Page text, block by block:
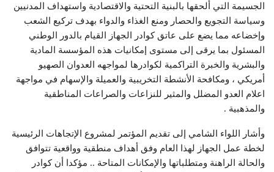
الجسيمة التي ألحقها بالبنية التحتية والاقتصادية واستهداف المدنيين
وسياسة التجويع والحصار ومنع الغذاء والدواء بهدف تركيع الشعب
وإخضاعه مما يضع على عاتق كوادر الجهاز القيام بالدور الوطني
المسئول بما يرقى إلى مستوى إمكانيات هذه المؤسسة المادية
والبشرية والخبرة التراكمية لكوادرها لمواجهه العدوان الصهيو
أمريكي ، ومكافحة الأنشطة التخريبية والعميلة والإسهام في مواجهة
اعلام العدو المضلل والمثير للنزاعات والصراعات المناطقية
والمذهبية .
وأشار اللواء الشامي إلى تقديم المؤتمر لمشروع الإتجاهات الرئيسية
لخطة عمل الجهاز لهذا العام وفق أهداف منطقية وواقعية تتوافق
والحالة الراهنة ومتطلباتها والإمكانات المتاحة .. مؤكدا أن كوادر